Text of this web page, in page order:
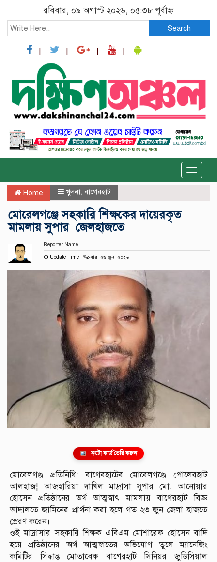
রবিবার, ০৯ অগাস্ট ২০২৬, ০৫:৩৮ পূর্বাহ্ন
Search
Toggle
Home খুলনা,বাগেরহাট
মোরেলগঞ্জে সহকারি শিক্ষকের দায়েরকৃত
মামলায় সুপার জেলহাজতে
Reporter Name
Update Time : শুক্রবার, ২৬ জুন, ২০২৬
ফটো কার্ড তৈরি করুন
মোরেলগঞ্জ প্রতিনিধি: বাগেরহাটের মোরেলগঞ্জে পোলেরহাট
আলহাজ¦ আজহারিয়া দাখিল মাদ্রাসা সুপার মো. আনোয়ার
হোসেন প্রতিষ্ঠানের অর্থ আত্মস্বাৎ মামলায় বাগেরহাট বিজ্ঞ
আদালতে জামিনের প্রার্থনা করা হলে গত ২৩ জুন জেলা হাজতে
প্রেরণ করেন।
ওই মাদ্রাসার সহকারি শিক্ষক এবিএম মোশারেফ হোসেন বাদি
হয়ে প্রতিষ্ঠানের অর্থ আত্মস্বাতের অভিযোগ তুলে ম্যানেজিং
কমিটির সিদ্ধান্ত মোতাবেক বাগেরহাট সিনিয়র জুডিসিয়াল